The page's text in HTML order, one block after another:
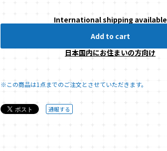
International shipping available
Add to cart
日本国内にお住まいの方向け
※この商品は1点までのご注文とさせていただきます。
通報する